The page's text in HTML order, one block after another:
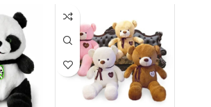
amžius:
(nepridedami)
Amžius: nuo 3 metų